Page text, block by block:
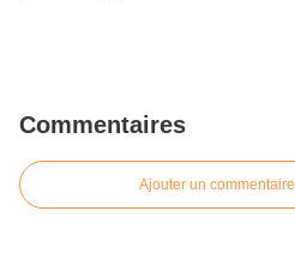
Commentaires
Ajouter un commentaire